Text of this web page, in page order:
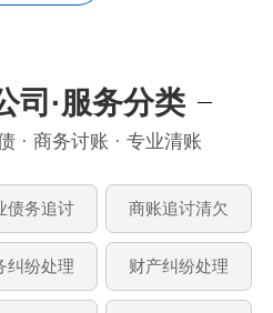
司·服务分类
· 商务讨账 · 专业清账
债务追讨 商账追讨清欠
纠纷处理 财产纠纷处理